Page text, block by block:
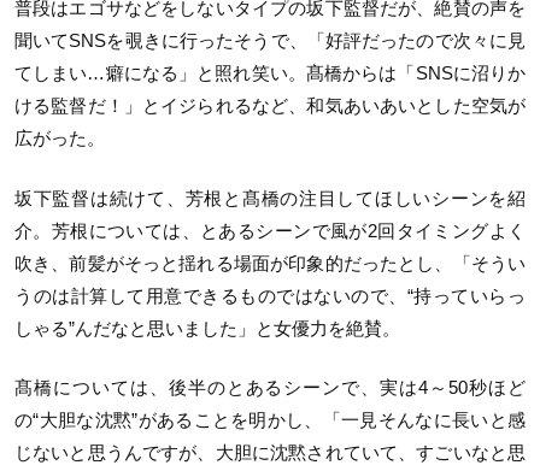
普段はエゴサなどをしないタイプの坂下監督だが、絶賛の声を
聞いてSNSを覗きに行ったそうで、「好評だったので次々に見
てしまい…癖になる」と照れ笑い。髙橋からは「SNSに沼りか
ける監督だ！」とイジられるなど、和気あいあいとした空気が
広がった。
坂下監督は続けて、芳根と髙橋の注目してほしいシーンを紹
介。芳根については、とあるシーンで風が2回タイミングよく
吹き、前髪がそっと揺れる場面が印象的だったとし、「そうい
うのは計算して用意できるものではないので、“持っていらっ
しゃる”んだなと思いました」と女優力を絶賛。
髙橋については、後半のとあるシーンで、実は4～50秒ほど
の“大胆な沈黙”があることを明かし、「一見そんなに長いと感
じないと思うんですが、大胆に沈黙されていて、すごいなと思